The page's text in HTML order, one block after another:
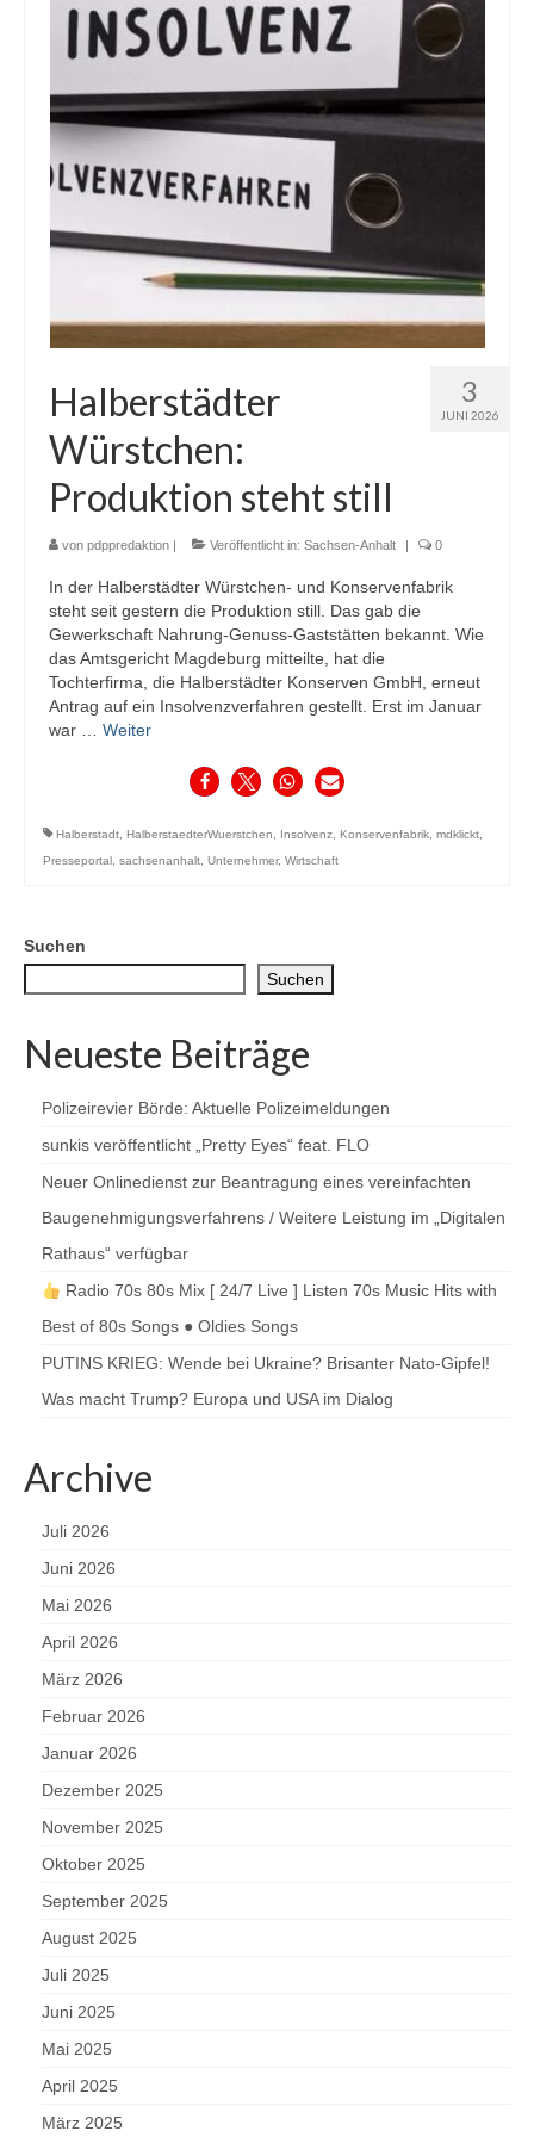
3
JUNI 2026
Halberstädter
Würstchen:
Produktion steht still
von pdppredaktion Veröffentlicht in: Sachsen-Anhalt 0
In der Halberstädter Würstchen- und Konservenfabrik
steht seit gestern die Produktion still. Das gab die
Gewerkschaft Nahrung-Genuss-Gaststätten bekannt. Wie
das Amtsgericht Magdeburg mitteilte, hat die
Tochterfirma, die Halberstädter Konserven GmbH, erneut
Antrag auf ein Insolvenzverfahren gestellt. Erst im Januar
war … Weiter
Halberstadt, HalberstaedterWuerstchen, Insolvenz, Konservenfabrik, mdklickt,
Presseportal , sachsenanhalt, Unternehmer, Wirtschaft
Suchen
Suchen
Neueste Beiträge
Polizeirevier Börde: Aktuelle Polizeimeldungen
sunkis veröffentlicht „Pretty Eyes“ feat. FLO
Neuer Onlinedienst zur Beantragung eines vereinfachten
Baugenehmigungsverfahrens / Weitere Leistung im „Digitalen
Rathaus“ verfügbar
Radio 70s 80s Mix [ 24/7 Live ] Listen 70s Music Hits with
Best of 80s Songs ● Oldies Songs
PUTINS KRIEG: Wende bei Ukraine? Brisanter Nato-Gipfel!
Was macht Trump? Europa und USA im Dialog
Archive
Juli 2026
Juni 2026
Mai 2026
April 2026
März 2026
Februar 2026
Januar 2026
Dezember 2025
November 2025
Oktober 2025
September 2025
August 2025
Juli 2025
Juni 2025
Mai 2025
April 2025
März 2025